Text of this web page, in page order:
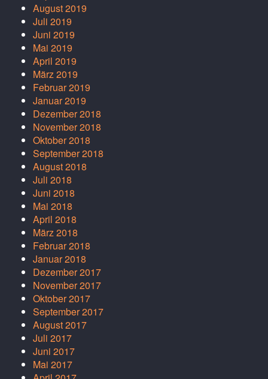
August 2019
Juli 2019
Juni 2019
Mai 2019
April 2019
März 2019
Februar 2019
Januar 2019
Dezember 2018
November 2018
Oktober 2018
September 2018
August 2018
Juli 2018
Juni 2018
Mai 2018
April 2018
März 2018
Februar 2018
Januar 2018
Dezember 2017
November 2017
Oktober 2017
September 2017
August 2017
Juli 2017
Juni 2017
Mai 2017